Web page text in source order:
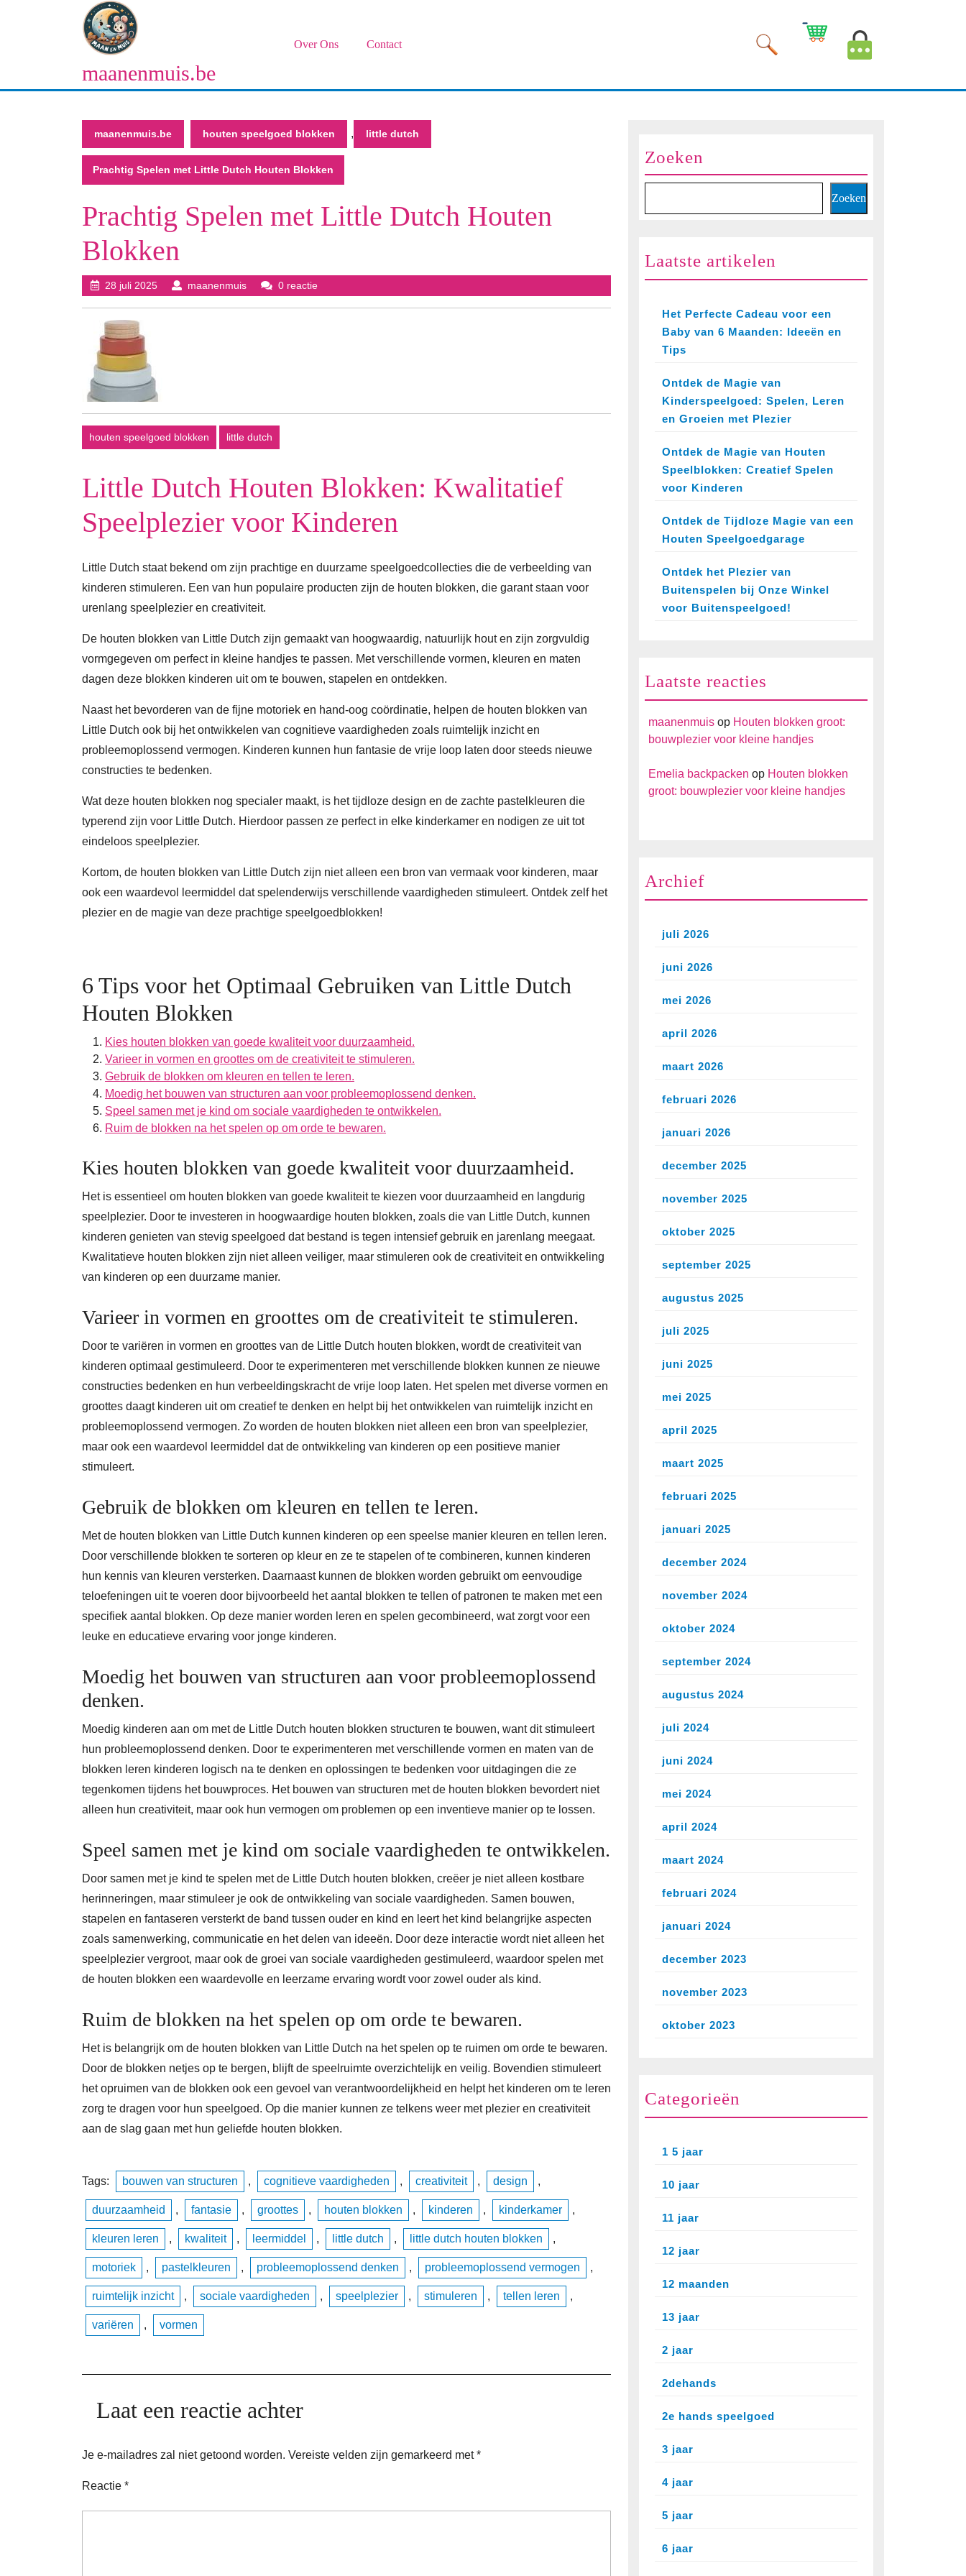
maanenmuis.be
Over Ons Contact
Winkelwagen
afbeelding
maanenmuis.be houten speelgoed blokken , little dutch
Prachtig Spelen met Little Dutch Houten Blokken
Prachtig Spelen met Little Dutch Houten
Blokken
28 juli 202528
juli
maanenmuismaanenmuis
0 reactie
houten speelgoed blokken little dutch
Little Dutch Houten Blokken: Kwalitatief
Speelplezier voor Kinderen
Little Dutch staat bekend om zijn prachtige en duurzame speelgoedcollecties die de verbeelding van
kinderen stimuleren. Een van hun populaire producten zijn de houten blokken, die garant staan voor
urenlang speelplezier en creativiteit.
De houten blokken van Little Dutch zijn gemaakt van hoogwaardig, natuurlijk hout en zijn zorgvuldig
vormgegeven om perfect in kleine handjes te passen. Met verschillende vormen, kleuren en maten
dagen deze blokken kinderen uit om te bouwen, stapelen en ontdekken.
Naast het bevorderen van de fijne motoriek en hand-oog coördinatie, helpen de houten blokken van
Little Dutch ook bij het ontwikkelen van cognitieve vaardigheden zoals ruimtelijk inzicht en
probleemoplossend vermogen. Kinderen kunnen hun fantasie de vrije loop laten door steeds nieuwe
constructies te bedenken.
Wat deze houten blokken nog specialer maakt, is het tijdloze design en de zachte pastelkleuren die
typerend zijn voor Little Dutch. Hierdoor passen ze perfect in elke kinderkamer en nodigen ze uit tot
eindeloos speelplezier.
Kortom, de houten blokken van Little Dutch zijn niet alleen een bron van vermaak voor kinderen, maar
ook een waardevol leermiddel dat spelenderwijs verschillende vaardigheden stimuleert. Ontdek zelf het
plezier en de magie van deze prachtige speelgoedblokken!
6 Tips voor het Optimaal Gebruiken van Little Dutch
Houten Blokken
Kies houten blokken van goede kwaliteit voor duurzaamheid.
Varieer in vormen en groottes om de creativiteit te stimuleren.
Gebruik de blokken om kleuren en tellen te leren.
Moedig het bouwen van structuren aan voor probleemoplossend denken.
Speel samen met je kind om sociale vaardigheden te ontwikkelen.
Ruim de blokken na het spelen op om orde te bewaren.
Kies houten blokken van goede kwaliteit voor duurzaamheid.
Het is essentieel om houten blokken van goede kwaliteit te kiezen voor duurzaamheid en langdurig
speelplezier. Door te investeren in hoogwaardige houten blokken, zoals die van Little Dutch, kunnen
kinderen genieten van stevig speelgoed dat bestand is tegen intensief gebruik en jarenlang meegaat.
Kwalitatieve houten blokken zijn niet alleen veiliger, maar stimuleren ook de creativiteit en ontwikkeling
van kinderen op een duurzame manier.
Varieer in vormen en groottes om de creativiteit te stimuleren.
Door te variëren in vormen en groottes van de Little Dutch houten blokken, wordt de creativiteit van
kinderen optimaal gestimuleerd. Door te experimenteren met verschillende blokken kunnen ze nieuwe
constructies bedenken en hun verbeeldingskracht de vrije loop laten. Het spelen met diverse vormen en
groottes daagt kinderen uit om creatief te denken en helpt bij het ontwikkelen van ruimtelijk inzicht en
probleemoplossend vermogen. Zo worden de houten blokken niet alleen een bron van speelplezier,
maar ook een waardevol leermiddel dat de ontwikkeling van kinderen op een positieve manier
stimuleert.
Gebruik de blokken om kleuren en tellen te leren.
Met de houten blokken van Little Dutch kunnen kinderen op een speelse manier kleuren en tellen leren.
Door verschillende blokken te sorteren op kleur en ze te stapelen of te combineren, kunnen kinderen
hun kennis van kleuren versterken. Daarnaast kunnen de blokken worden gebruikt om eenvoudige
teloefeningen uit te voeren door bijvoorbeeld het aantal blokken te tellen of patronen te maken met een
specifiek aantal blokken. Op deze manier worden leren en spelen gecombineerd, wat zorgt voor een
leuke en educatieve ervaring voor jonge kinderen.
Moedig het bouwen van structuren aan voor probleemoplossend
denken.
Moedig kinderen aan om met de Little Dutch houten blokken structuren te bouwen, want dit stimuleert
hun probleemoplossend denken. Door te experimenteren met verschillende vormen en maten van de
blokken leren kinderen logisch na te denken en oplossingen te bedenken voor uitdagingen die ze
tegenkomen tijdens het bouwproces. Het bouwen van structuren met de houten blokken bevordert niet
alleen hun creativiteit, maar ook hun vermogen om problemen op een inventieve manier op te lossen.
Speel samen met je kind om sociale vaardigheden te ontwikkelen.
Door samen met je kind te spelen met de Little Dutch houten blokken, creëer je niet alleen kostbare
herinneringen, maar stimuleer je ook de ontwikkeling van sociale vaardigheden. Samen bouwen,
stapelen en fantaseren versterkt de band tussen ouder en kind en leert het kind belangrijke aspecten
zoals samenwerking, communicatie en het delen van ideeën. Door deze interactie wordt niet alleen het
speelplezier vergroot, maar ook de groei van sociale vaardigheden gestimuleerd, waardoor spelen met
de houten blokken een waardevolle en leerzame ervaring wordt voor zowel ouder als kind.
Ruim de blokken na het spelen op om orde te bewaren.
Het is belangrijk om de houten blokken van Little Dutch na het spelen op te ruimen om orde te bewaren.
Door de blokken netjes op te bergen, blijft de speelruimte overzichtelijk en veilig. Bovendien stimuleert
het opruimen van de blokken ook een gevoel van verantwoordelijkheid en helpt het kinderen om te leren
zorg te dragen voor hun speelgoed. Op die manier kunnen ze telkens weer met plezier en creativiteit
aan de slag gaan met hun geliefde houten blokken.
Tags: bouwen van structuren , cognitieve vaardigheden , creativiteit , design ,
duurzaamheid , fantasie , groottes , houten blokken , kinderen , kinderkamer ,
kleuren leren , kwaliteit , leermiddel , little dutch , little dutch houten blokken ,
motoriek , pastelkleuren , probleemoplossend denken , probleemoplossend vermogen ,
ruimtelijk inzicht , sociale vaardigheden , speelplezier , stimuleren , tellen leren ,
variëren , vormen
Laat een reactie achter
Je e-mailadres zal niet getoond worden. Vereiste velden zijn gemarkeerd met*
Reactie *
Zoeken
Zoeken
Laatste artikelen
Het Perfecte Cadeau voor een
Baby van 6 Maanden: Ideeën en
Tips
Ontdek de Magie van
Kinderspeelgoed: Spelen, Leren
en Groeien met Plezier
Ontdek de Magie van Houten
Speelblokken: Creatief Spelen
voor Kinderen
Ontdek de Tijdloze Magie van een
Houten Speelgoedgarage
Ontdek het Plezier van
Buitenspelen bij Onze Winkel
voor Buitenspeelgoed!
Laatste reacties
maanenmuis op Houten blokken groot:
bouwplezier voor kleine handjes
Emelia backpacken op Houten blokken
groot: bouwplezier voor kleine handjes
Archief
juli 2026
juni 2026
mei 2026
april 2026
maart 2026
februari 2026
januari 2026
december 2025
november 2025
oktober 2025
september 2025
augustus 2025
juli 2025
juni 2025
mei 2025
april 2025
maart 2025
februari 2025
januari 2025
december 2024
november 2024
oktober 2024
september 2024
augustus 2024
juli 2024
juni 2024
mei 2024
april 2024
maart 2024
februari 2024
januari 2024
december 2023
november 2023
oktober 2023
Categorieën
1 5 jaar
10 jaar
11 jaar
12 jaar
12 maanden
13 jaar
2 jaar
2dehands
2e hands speelgoed
3 jaar
4 jaar
5 jaar
6 jaar